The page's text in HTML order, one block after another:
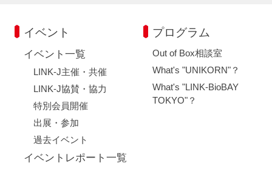
イベント
イベント一覧
LINK-J主催・共催
LINK-J協賛・協力
特別会員開催
出展・参加
過去イベント
イベントレポート一覧
プログラム
Out of Box相談室
What's "UNIKORN"？
What's "LINK-BioBAY
TOKYO"？